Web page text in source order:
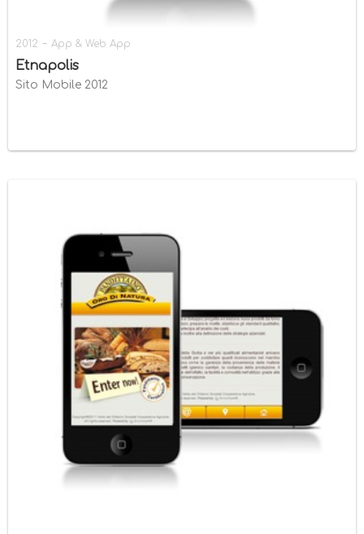
2012 - App & Web App
Etnapolis
Sito Mobile 2012